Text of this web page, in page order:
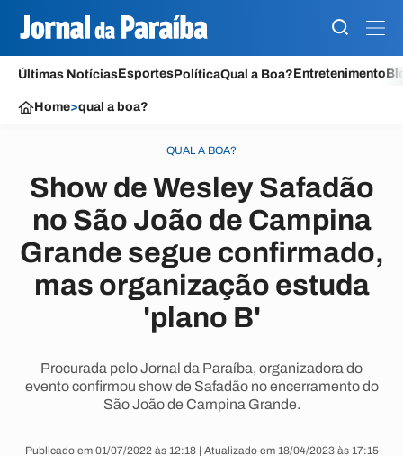
Últimas NotíciasEsportesPolíticaQual a Boa?Entretenimento
Home>qual a boa?
QUAL A BOA?
Show de Wesley Safadão
no São João de Campina
Grande segue confirmado,
mas organização estuda
'plano B'
Procurada pelo Jornal da Paraíba, organizadora do
evento confirmou show de Safadão no encerramento do
São João de Campina Grande.
Publicado em 01/07/2022 às 12:18 | Atualizado em 18/04/2023 às 17:15